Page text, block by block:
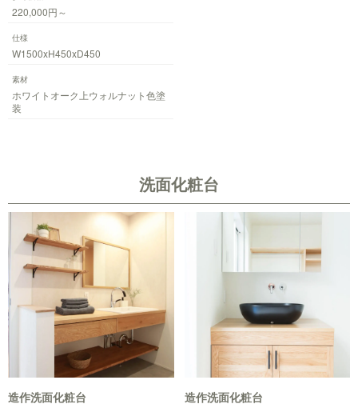
220,000円～
仕様
W1500xH450xD450
素材
ホワイトオーク上ウォルナット色塗
装
洗面化粧台
造作洗面化粧台 造作洗面化粧台